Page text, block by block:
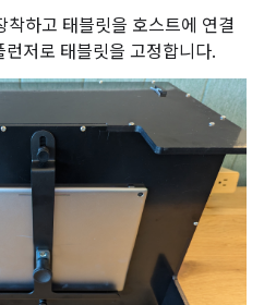
착하고 태블릿을 호스트에 연결
저로 태블릿을 고정합니다.